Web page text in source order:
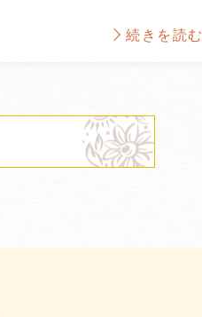
続きを読